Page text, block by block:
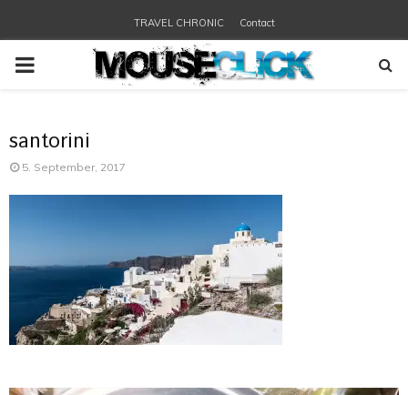
TRAVEL CHRONIC Contact
PRIMARY
santorini
5. September, 2017